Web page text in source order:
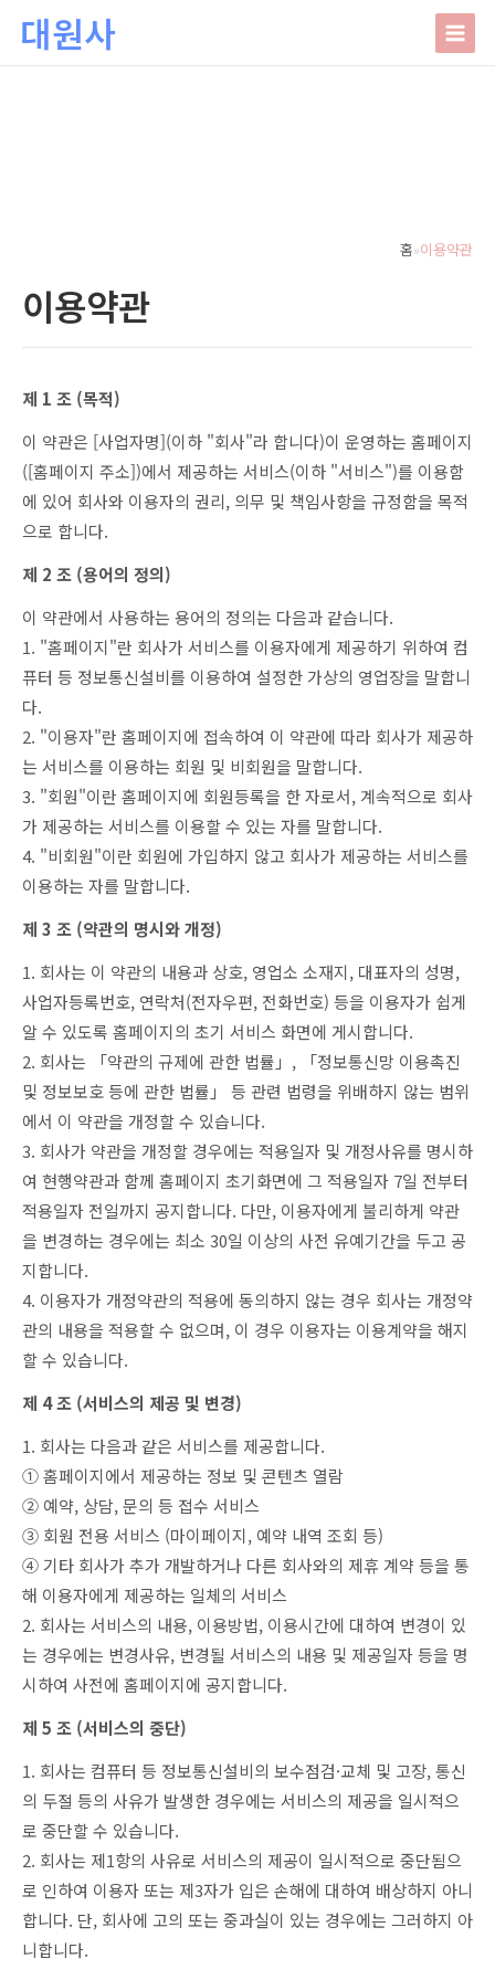
본문 바로가기
대원사
오시는길
상담안내
사주/궁합/진로/시험운/승진운/사업운
결혼택일/출산택일/각종택일
신생아작명/개명/상호
육임점
사주학/육임학/당사주/매화역수
상담요금안내
육임
공부방
연예인 사주
온라인문의
고객센터
자유게시판
묻고답하기
홈»이용약관
이용약관
제 1 조 (목적)
이 약관은 [사업자명](이하 "회사"라 합니다)이 운영하는 홈페이지
([홈페이지 주소])에서 제공하는 서비스(이하 "서비스")를 이용함
에 있어 회사와 이용자의 권리, 의무 및 책임사항을 규정함을 목적
으로 합니다.
제 2 조 (용어의 정의)
이 약관에서 사용하는 용어의 정의는 다음과 같습니다.
1. "홈페이지"란 회사가 서비스를 이용자에게 제공하기 위하여 컴
퓨터 등 정보통신설비를 이용하여 설정한 가상의 영업장을 말합니
다.
2. "이용자"란 홈페이지에 접속하여 이 약관에 따라 회사가 제공하
는 서비스를 이용하는 회원 및 비회원을 말합니다.
3. "회원"이란 홈페이지에 회원등록을 한 자로서, 계속적으로 회사
가 제공하는 서비스를 이용할 수 있는 자를 말합니다.
4. "비회원"이란 회원에 가입하지 않고 회사가 제공하는 서비스를
이용하는 자를 말합니다.
제 3 조 (약관의 명시와 개정)
1. 회사는 이 약관의 내용과 상호, 영업소 소재지, 대표자의 성명,
사업자등록번호, 연락처(전자우편, 전화번호) 등을 이용자가 쉽게
알 수 있도록 홈페이지의 초기 서비스 화면에 게시합니다.
2. 회사는 「약관의 규제에 관한 법률」, 「정보통신망 이용촉진
및 정보보호 등에 관한 법률」 등 관련 법령을 위배하지 않는 범위
에서 이 약관을 개정할 수 있습니다.
3. 회사가 약관을 개정할 경우에는 적용일자 및 개정사유를 명시하
여 현행약관과 함께 홈페이지 초기화면에 그 적용일자 7일 전부터
적용일자 전일까지 공지합니다. 다만, 이용자에게 불리하게 약관
을 변경하는 경우에는 최소 30일 이상의 사전 유예기간을 두고 공
지합니다.
4. 이용자가 개정약관의 적용에 동의하지 않는 경우 회사는 개정약
관의 내용을 적용할 수 없으며, 이 경우 이용자는 이용계약을 해지
할 수 있습니다.
제 4 조 (서비스의 제공 및 변경)
1. 회사는 다음과 같은 서비스를 제공합니다.
① 홈페이지에서 제공하는 정보 및 콘텐츠 열람
② 예약, 상담, 문의 등 접수 서비스
③ 회원 전용 서비스 (마이페이지, 예약 내역 조회 등)
④ 기타 회사가 추가 개발하거나 다른 회사와의 제휴 계약 등을 통
해 이용자에게 제공하는 일체의 서비스
2. 회사는 서비스의 내용, 이용방법, 이용시간에 대하여 변경이 있
는 경우에는 변경사유, 변경될 서비스의 내용 및 제공일자 등을 명
시하여 사전에 홈페이지에 공지합니다.
제 5 조 (서비스의 중단)
1. 회사는 컴퓨터 등 정보통신설비의 보수점검·교체 및 고장, 통신
의 두절 등의 사유가 발생한 경우에는 서비스의 제공을 일시적으
로 중단할 수 있습니다.
2. 회사는 제1항의 사유로 서비스의 제공이 일시적으로 중단됨으
로 인하여 이용자 또는 제3자가 입은 손해에 대하여 배상하지 아니
합니다. 단, 회사에 고의 또는 중과실이 있는 경우에는 그러하지 아
니합니다.